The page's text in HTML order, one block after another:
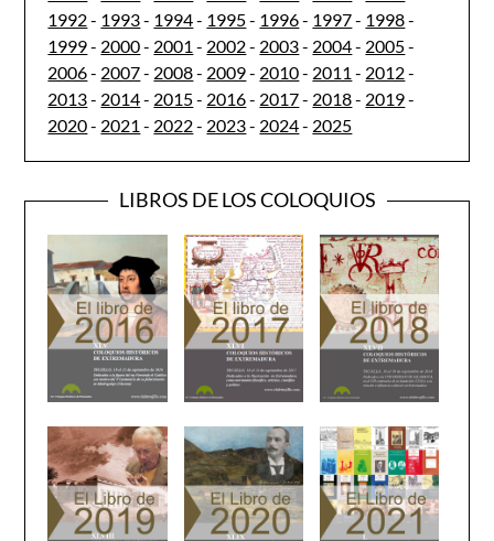
1992- 1993- 1994- 1995- 1996- 1997- 1998-
1999- 2000- 2001 - 2002- 2003- 2004- 2005-
2006- 2007- 2008- 2009- 2010- 2011 - 2012-
2013- 2014- 2015- 2016- 2017- 2018- 2019-
2020- 2021 - 2022- 2023- 2024- 2025
LIBROS DE LOS COLOQUIOS